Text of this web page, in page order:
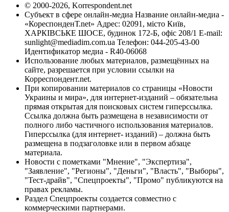
© 2000-2026, Korrespondent.net
Субъект в сфере онлайн-медиа Название онлайн-медиа -
«КореспонденТ.net» Адрес: 02091, місто Київ,
ХАРКІВСЬКЕ ШОСЕ, будинок 172-Б, офіс 208/1 E-mail:
sunlight@mediadim.com.ua Телефон: 044-205-43-00
Идентификатор медиа - R40-06068
Использование любых материалов, размещённых на
сайте, разрешается при условии ссылки на
Корреспондент.net.
При копировании материалов со страницы «Новости
Украины и мира», для интернет-изданий – обязательна
прямая открытая для поисковых систем гиперссылка.
Ссылка должна быть размещена в независимости от
полного либо частичного использования материалов.
Гиперссылка (для интернет- изданий) – должна быть
размещена в подзаголовке или в первом абзаце
материала.
Новости с пометками "Мнение", "Экспертиза",
"Заявление", "Регионы", "Деньги", "Власть", "Выборы",
"Тест-драйв", "Спецпроекты", "Промо" публикуются на
правах рекламы.
Раздел Спецпроекты создается совместно с
коммерческими партнерами.